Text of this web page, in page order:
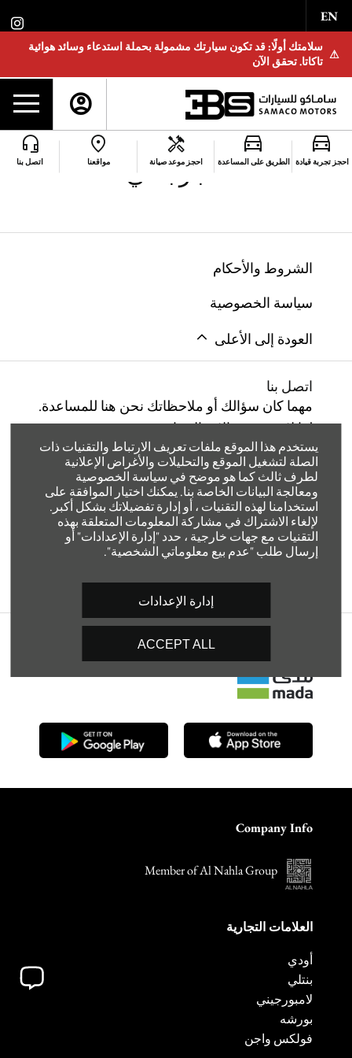
يستخدم هذا الموقع ملفات تعريف الارتباط والتقنيات ذات
الصلة لتشغيل الموقع والتحليلات والأغراض الإعلانية
لطرف ثالث كما هو موضح في سياسة الخصوصية
ومعالجة البيانات الخاصة بنا. يمكنك اختيار الموافقة على
استخدامنا لهذه التقنيات ، أو إدارة تفضيلاتك بشكل أكبر.
لإلغاء الاشتراك في مشاركة المعلومات المتعلقة بهذه
التقنيات مع جهات خارجية ، حدد "إدارة الإعدادات" أو
إرسال طلب "عدم بيع معلوماتي الشخصية".
إدارة الإعدادات
ACCEPT ALL
EN
⚠
سلامتك أولًا: قد تكون سيارتك مشمولة بحملة استدعاء وسائد هوائية
تاكاتا. تحقق الآن
احجز تجربة قيادة الطريق على المساعدة احجز موعد صيانة مواقعنا اتصل بنا أخبار بنتلي
الشروط والأحكام
سياسة الخصوصية
العودة إلى الأعلى
اتصل بنا
مهما كان سؤالك أو ملاحظاتك نحن هنا للمساعدة.
لذا لا تتردد في الاتصال بنا
ابحث عنا
انضم إلينا على مواقع التواصل الاجتماعي
اغمر نفسك في عالمنا، قم بزيارة قنواتنا الاجتماعية
Company Info
Member of Al Nahla Group
العلامات التجارية
أودي
بنتلي
لامبورجيني
بورشه
فولكس واجن